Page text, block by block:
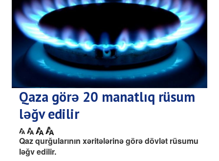
Qaza görə 20 manatlıq rüsum
ləğv edilir
Qaz qurğularının xəritələrinə görə dövlət rüsumu
ləğv edilir.